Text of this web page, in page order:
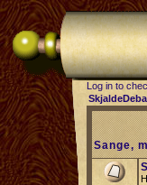
Log in to
Sange,